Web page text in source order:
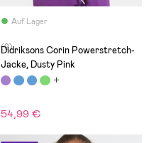
Auf Lager
(9)
Didriksons Corin Powerstretch-
Jacke, Dusty Pink
54,99 €